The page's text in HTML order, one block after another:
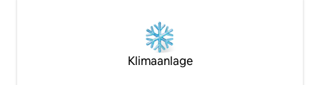
Klimaanlage